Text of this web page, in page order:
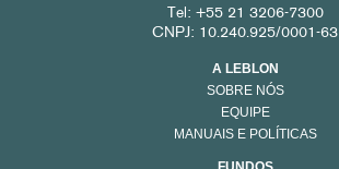
Tel: +55 21 3206-7300
CNPJ: 10.240.925/0001-63
A LEBLON
SOBRE NÓS
EQUIPE
MANUAIS E POLÍTICAS